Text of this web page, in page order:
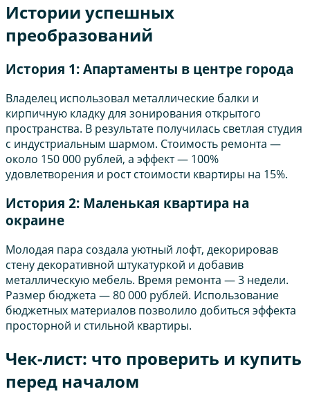
Истории успешных
преобразований
История 1: Апартаменты в центре города
Владелец использовал металлические балки и
кирпичную кладку для зонирования открытого
пространства. В результате получилась светлая студия
с индустриальным шармом. Стоимость ремонта —
около 150 000 рублей, а эффект — 100%
удовлетворения и рост стоимости квартиры на 15%.
История 2: Маленькая квартира на
окраине
Молодая пара создала уютный лофт, декорировав
стену декоративной штукатуркой и добавив
металлическую мебель. Время ремонта — 3 недели.
Размер бюджета — 80 000 рублей. Использование
бюджетных материалов позволило добиться эффекта
просторной и стильной квартиры.
Чек-лист: что проверить и купить
перед началом